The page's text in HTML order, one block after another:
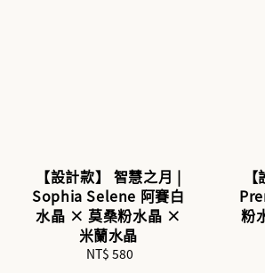
【設計款】 智慧之月 |
Sophia Selene 阿賽白
水晶 × 莫桑粉水晶 ×
米蘭水晶
Regular
NT$ 580
粉